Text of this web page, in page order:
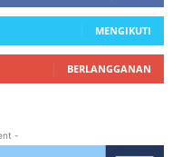
MENGIKUTI
BERLANGGANAN
-